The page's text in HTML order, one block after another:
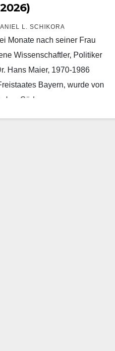
L. SCHIKORA
Monate nach seiner Frau
Wissenschaftler, Politiker
Hans Maier, 1970-1986
Bayern, wurde von
Söder…